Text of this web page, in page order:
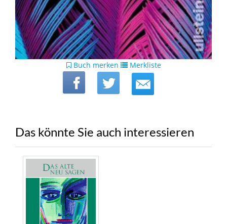
Buch merken Merkliste
Das könnte Sie auch interessieren